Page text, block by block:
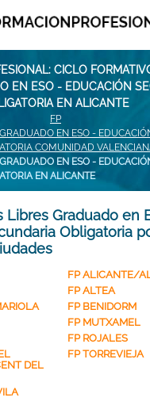
CICLO
EN ESO - EDUCACIÓN
EN ALICANTE
FP
EN ESO -
COMUNIDAD
EN ESO -
EN ALICANTE
Libres Graduado en
Obligatoria
FP ALICANTE/
FP ALTEA
FP BENIDORM
FP MUTXAMEL
FP ROJALES
DEL
FP TORREVIEJA